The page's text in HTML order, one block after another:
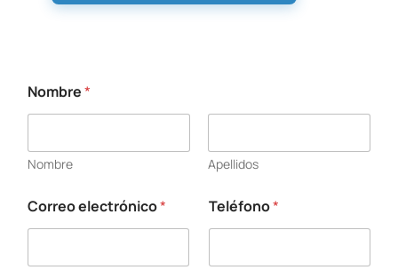
Nombre*
Nombre Apellidos
Correo electrónico* Teléfono*